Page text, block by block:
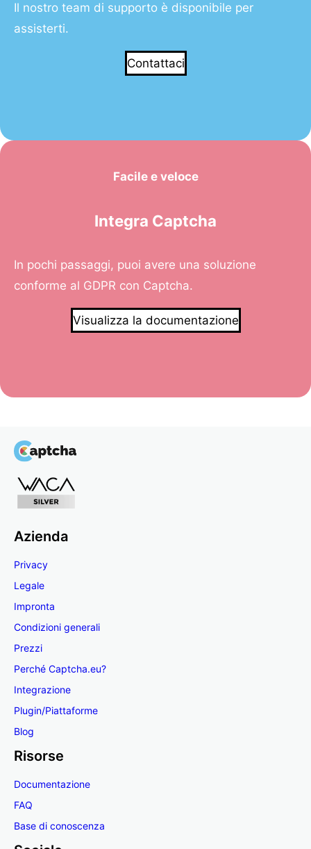
Il nostro team di supporto è disponibile per
assisterti.
Contattaci
Facile e veloce
Integra Captcha
In pochi passaggi, puoi avere una soluzione
conforme al GDPR con Captcha.
Visualizza la documentazione
Azienda
Privacy
Legale
Impronta
Condizioni generali
Prezzi
Perché Captcha.eu?
Integrazione
Plugin/Piattaforme
Blog
Risorse
Documentazione
FAQ
Base di conoscenza